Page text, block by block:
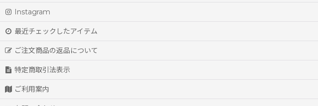
Instagram
最近チェックしたアイテム
ご注文商品の返品について
特定商取引法表示
ご利用案内